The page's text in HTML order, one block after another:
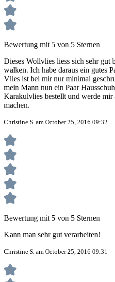
Bewertung mit 5 von 5 Sternen
Dieses Wollvlies liess sich sehr gut
walken. Ich habe daraus ein gutes
Vlies ist bei mir nur minimal
mein Mann nun ein Paar
Karakulvlies bestellt und werde mir
machen.
Christine S. am October 25, 2016 09:32
Bewertung mit 5 von 5 Sternen
Kann man sehr gut verarbeiten!
Christine S. am October 25, 2016 09:31